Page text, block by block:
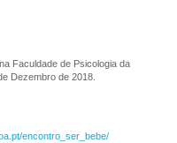
Faculdade de Psicologia da
Dezembro de 2018.
encontro_ser_bebe/